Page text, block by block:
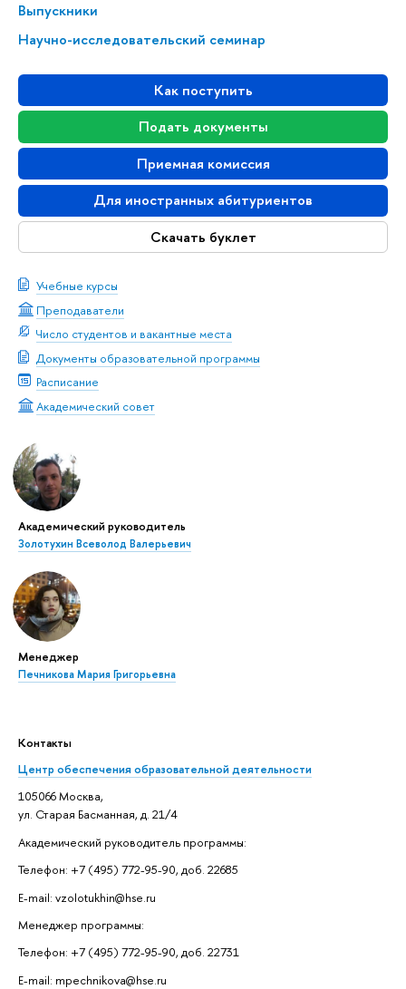
Выпускники
Научно-исследовательский семинар
Как поступить
Подать документы
Приемная комиссия
Для иностранных абитуриентов
Скачать буклет
Учебные курсы
Преподаватели
Число студентов и вакантные места
Документы образовательной программы
Расписание
Академический совет
Академический руководитель
Золотухин Всеволод Валерьевич
Менеджер
Печникова Мария Григорьевна
Контакты
Центр обеспечения образовательной деятельности
105066 Москва,
ул. Старая Басманная, д. 21/4
Академический руководитель программы:
Телефон: +7 (495) 772-95-90, доб. 22685
E-mail: vzolotukhin@hse.ru
Менеджер программы:
Телефон: +7 (495) 772-95-90, доб. 22731
E-mail: mpechnikova@hse.ru